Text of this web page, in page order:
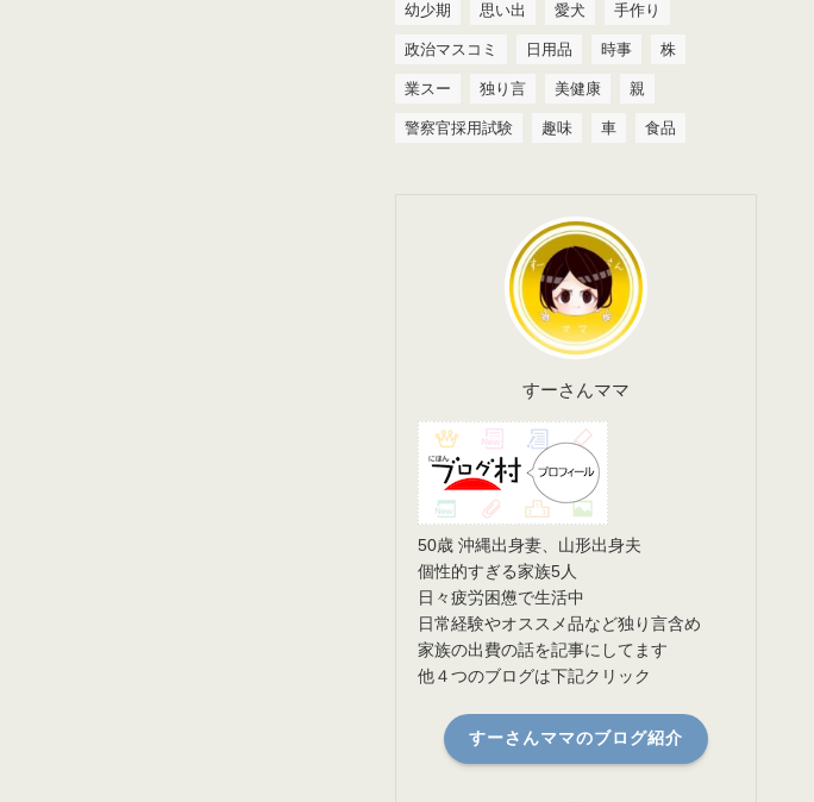
幼少期 思い出 愛犬 手作り
政治マスコミ 日用品 時事 株
業スー 独り言 美健康 親
警察官採用試験 趣味 車 食品
すーさんママ
50歳 沖縄出身妻、山形出身夫
個性的すぎる家族5人
日々疲労困憊で生活中
日常経験やオススメ品など独り言含め
家族の出費の話を記事にしてます
他４つのブログは下記クリック
すーさんママのブログ紹介